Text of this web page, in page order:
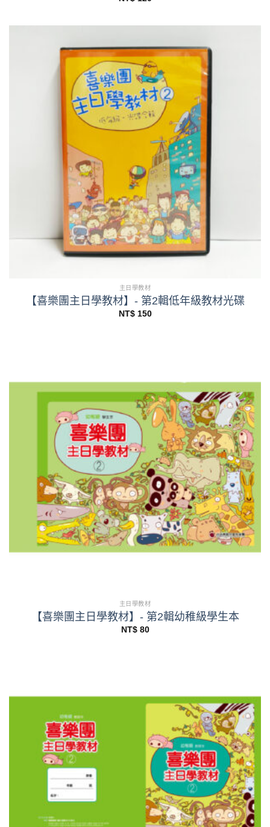
主日學教材
【喜樂團主日學教材】- 第2輯低年級教材光碟
NT$150
主日學教材
【喜樂團主日學教材】- 第2輯幼稚級學生本
NT$80